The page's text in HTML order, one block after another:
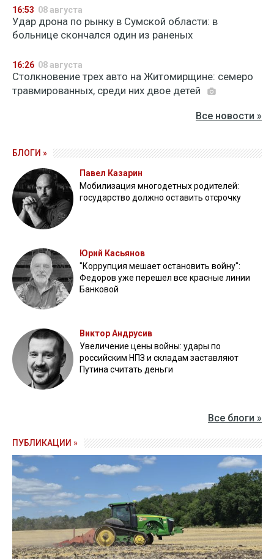
16:53 08 августа
Удар дрона по рынку в Сумской области: в
больнице скончался один из раненых
16:26 08 августа
Столкновение трех авто на Житомирщине: семеро
травмированных, среди них двое детей
Все новости »
БЛОГИ »
Павел Казарин
Мобилизация многодетных родителей:
государство должно оставить отсрочку
Юрий Касьянов
"Коррупция мешает остановить войну":
Федоров уже перешел все красные линии
Банковой
Виктор Андрусив
Увеличение цены войны: удары по
российским НПЗ и складам заставляют
Путина считать деньги
Все блоги »
ПУБЛИКАЦИИ »